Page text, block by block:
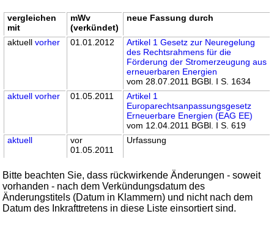
vergleichen
mit
mWv
(verkündet)
neue Fassung durch
aktuellvorher 01.01.2012
Artikel 1 Gesetz zur Neuregelung
des Rechtsrahmens für die
Förderung der Stromerzeugung aus
erneuerbaren Energien
vom 28.07.2011 BGBl. I S. 1634
aktuell vorher 01.05.2011
Artikel 1
Europarechtsanpassungsgesetz
Erneuerbare Energien (EAG EE)
vom 12.04.2011 BGBl. I S. 619
aktuell
vor
01.05.2011
Urfassung
Bitte beachten Sie, dass rückwirkende Änderungen - soweit
vorhanden - nach dem Verkündungsdatum des
Änderungstitels (Datum in Klammern) und nicht nach dem
Datum des Inkrafttretens in diese Liste einsortiert sind.